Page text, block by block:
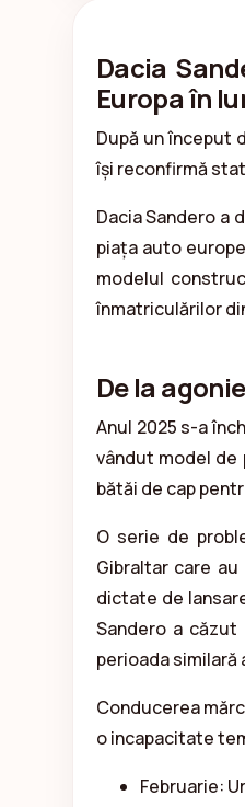
Dacia
Europa în
După un început
își reconfirmă
Dacia Sandero
piața auto
modelul
înmatriculărilor
De la
Anul 2025 s-a
vândut model de
bătăi de cap
O serie de
Gibraltar care
dictate de
Sandero a
perioada similară
Conducerea
o incapacitate
Februarie: